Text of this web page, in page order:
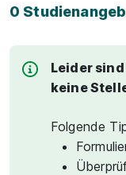
0
Leider
keine
Folgende